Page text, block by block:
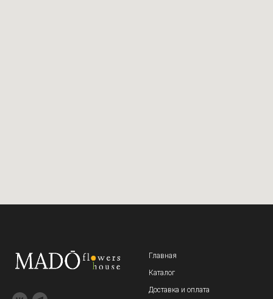
Главная
Каталог
Доставка и оплата